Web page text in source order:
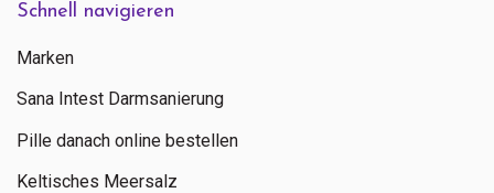
Schnell navigieren
Marken
Sana Intest Darmsanierung
Pille danach online bestellen
Keltisches Meersalz